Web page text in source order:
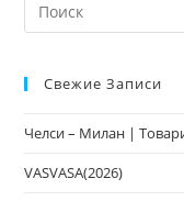
Свежие Записи
Челси – Милан |
VASVASA(2026)